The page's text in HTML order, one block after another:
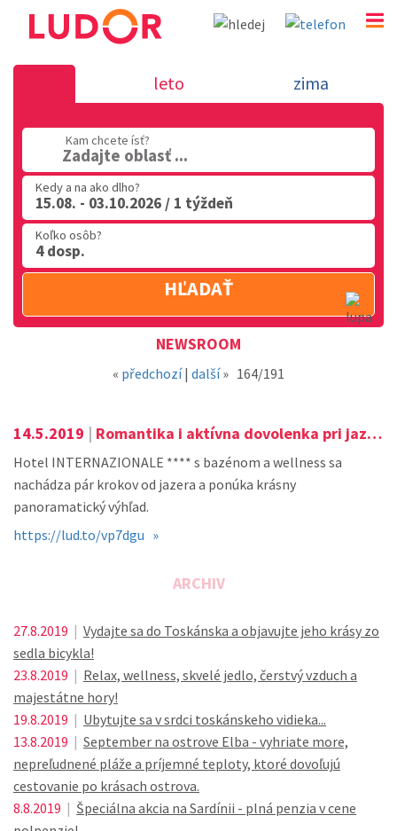
Novinka 14.5.2019 - dovolenka v
02 2063 3182
leto zima
Kam chcete ísť?
Zadajte oblasť ...
Kedy a na ako dlho?
15.08. - 03.10.2026 / 1 týždeň
Koľko osôb?
4 dosp.
HĽADAŤ
NEWSROOM
« předchozí| další» 164/191
14.5.2019 | Romantika i aktívna dovolenka pri jazere Garda...
Hotel INTERNAZIONALE **** s bazénom a wellness sa
nachádza pár krokov od jazera a ponúka krásny
panoramatický výhľad.
https://lud.to/vp7dgu »
ARCHIV
27.8.2019 | Vydajte sa do Toskánska a objavujte jeho krásy zo
sedla bicykla!
23.8.2019 | Relax, wellness, skvelé jedlo, čerstvý vzduch a
majestátne hory!
19.8.2019 | Ubytujte sa v srdci toskánskeho vidieka...
13.8.2019 | September na ostrove Elba - vyhriate more,
nepreľudnené pláže a príjemné teploty, ktoré dovoľujú
cestovanie po krásach ostrova.
8.8.2019 | Špeciálna akcia na Sardínii - plná penzia v cene